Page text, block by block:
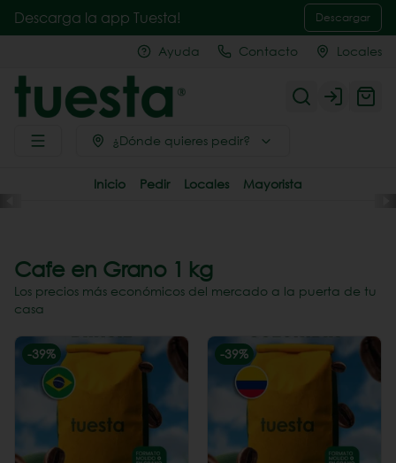
Descarga la app Tuesta! Descargar
Ayuda Contacto Locales
Login
¿Dónde quieres pedir?
Inicio Pedir Locales Mayorista
Cafe en Grano 1 kg
Los precios más económicos del mercado a la puerta de tu
casa
-39% -39%